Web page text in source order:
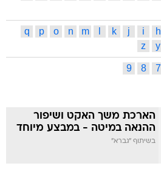
h
i
j
k
m
n
o
p
q
y
z
7
8
9
הארכת משך האקט ושיפור
ההנאה במיטה - במבצע מיוחד
בשיתוף "גברא"